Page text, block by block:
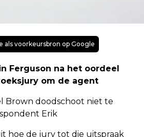
als voorkeursbron op Google
Ferguson na het oordeel
om de agent
Brown doodschoot niet te
Erik
hoe de jury tot die uitspraak